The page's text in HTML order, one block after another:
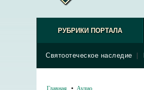
РУБРИКИ ПОРТАЛА
Святоотеческое наследие
Главная Аудио